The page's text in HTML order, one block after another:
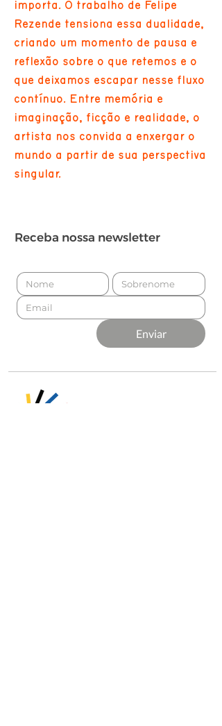
importa. O trabalho de Felipe
Rezende tensiona essa dualidade,
criando um momento de pausa e
reflexão sobre o que retemos e o
que deixamos escapar nesse fluxo
contínuo. Entre memória e
imaginação, ficção e realidade, o
artista nos convida a enxergar o
mundo a partir de sua perspectiva
singular.
Receba nossa newsletter
Enviar